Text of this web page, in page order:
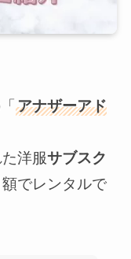
アナザーアド
洋服サブスク
でレンタルで